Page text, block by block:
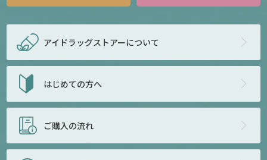
アイドラッグストアーについて
はじめての方へ
ご購入の流れ